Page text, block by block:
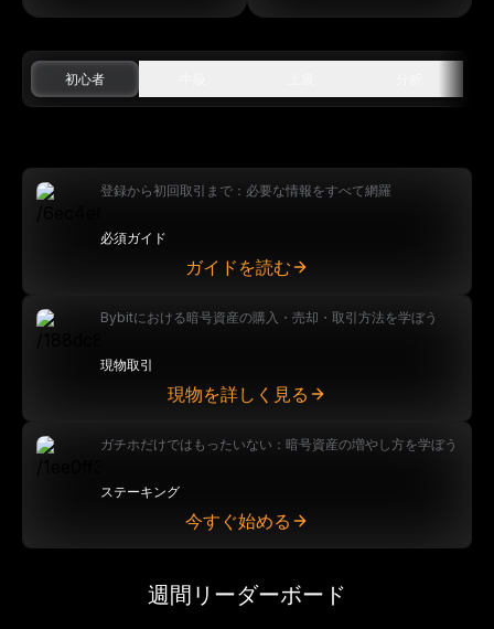
初心者
登録から初回取引まで：必要な情報をすべて網羅
必須ガイド
ガイドを読む
Bybitにおける暗号資産の購入・売却・取引方法を学ぼう
現物取引
現物を詳しく見る
ガチホだけではもったいない：暗号資産の増やし方を学ぼう
ステーキング
今すぐ始める
週間リーダーボード